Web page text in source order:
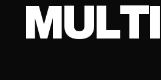
M U LTI